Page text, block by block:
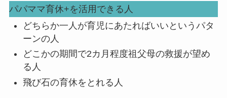
パパママ育休+を活用できる人
どちらか一人が育児にあたればいいというパタ
ーンの人
どこかの期間で2カ月程度祖父母の救援が望め
る人
飛び石の育休をとれる人